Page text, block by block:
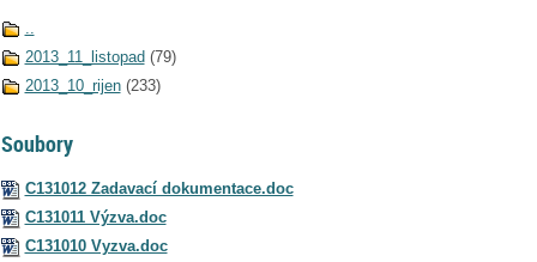
..
2013_11_listopad (79)
2013_10_rijen (233)
Soubory
C131012 Zadavací dokumentace.doc
C131011 Výzva.doc
C131010 Vyzva.doc